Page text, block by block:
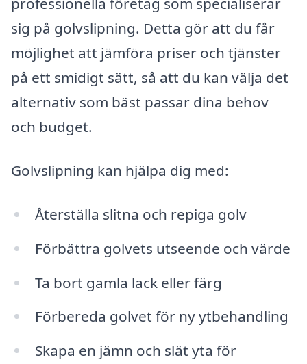
sig på golvslipning. Detta gör att du får
möjlighet att jämföra priser och tjänster
på ett smidigt sätt, så att du kan välja det
alternativ som bäst passar dina behov
och budget.
Golvslipning kan hjälpa dig med:
Återställa slitna och repiga golv
Förbättra golvets utseende och värde
Ta bort gamla lack eller färg
Förbereda golvet för ny ytbehandling
Skapa en jämn och slät yta för